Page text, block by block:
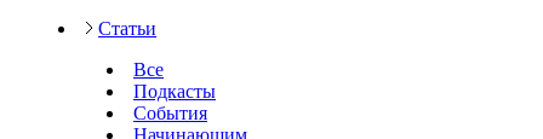
Статьи
Все
Подкасты
События
Начинающим